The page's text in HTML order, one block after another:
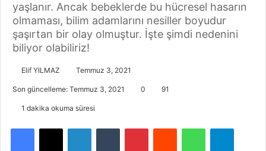
yaşlanır. Ancak bebeklerde bu hücresel hasarın
olmaması, bilim adamlarını nesiller boyudur
şaşırtan bir olay olmuştur. İşte şimdi nedenini
biliyor olabiliriz!
Elif YILMAZ Temmuz 3, 2021
Son güncelleme: Temmuz 3, 2021 0 91
1 dakika okuma süresi
Facebook
X LinkedInTumblr PinterestReddit WhatsApp